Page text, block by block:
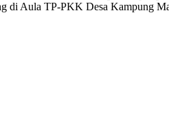
Aula TP-PKK Desa Kampung